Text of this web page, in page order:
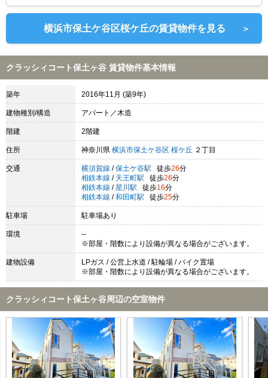
横浜市保土ケ谷区桜ケ丘の賃貸物件を見る ＞
クラッシィコート保土ヶ谷 賃貸物件基本情報
築年 2016年11月 (築9年)
建物種別/構造 アパート／木造
階建 2階建
住所 神奈川県 横浜市保土ケ谷区 桜ケ丘 ２丁目
交通 横須賀線 / 保土ケ谷駅 徒歩26分
相鉄本線 / 天王町駅 徒歩26分
相鉄本線 / 星川駅 徒歩16分
相鉄本線 / 和田町駅 徒歩25分
駐車場 駐車場あり
環境
--
※部屋・階数により設備が異なる場合がございます。
建物設備
LPガス / 公営上水道 / 駐輪場 / バイク置場
※部屋・階数により設備が異なる場合がございます。
クラッシィコート保土ヶ谷周辺の空室物件